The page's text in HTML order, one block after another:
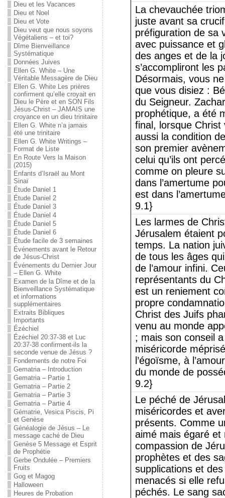
Dieu et les Vacances
Dieu et Noel
Dieu et Vote
Dieu veut que nous soyons
Végétaliens – et toi?
Dîme Bienveillance
Systématique
Données Juives
Ellen G. White – Une
Véritable Messagère de Dieu
Ellen G. White Les prières
confirment qu’elle croyait en
Dieu le Père et en SON Fils
Jésus-Christ – JAMAIS une
croyance en un dieu trinitaire
Ellen G. White n’a jamais
été une trinitaire
Ellen G. White Writings –
Format de Liste
En Route Vers la Maison
(2015)
Enfants d’Israël au Mont
Sinaï
Étude Daniel 1
Étude Daniel 2
Étude Daniel 3
Étude Daniel 4
Étude Daniel 5
Étude Daniel 6
Étude facile de 3 semaines
Événements avant le Retour
de Jésus-Christ
Événements du Dernier Jour
– Ellen G. White
Examen de la Dîme et de la
Bienveillance Systématique
et informations
supplémentaires
Extraits Bibliques
Importants
Ézéchiel
Ézéchiel 20:37-38 et Luc
20:37-38 confirment-ils la
seconde venue de Jésus ?
Fondements de notre Foi
Gematria – Introduction
Gematria – Partie 1
Gematria – Partie 2
Gematria – Partie 3
Gematria – Partie 4
Gématrie, Vesica Piscis, Pi
et Genèse
Généalogie de Jésus – Le
message caché de Dieu
Genèse 5 Message et Esprit
de Prophétie
Gerbe Ondulée – Premiers
Fruits
Gog et Magog
Halloween
Heures de Probation
La chevauchée
juste avant sa
préfiguration de sa
avec puissance et
des anges et de la
s’accompliront les
Désormais, vous
que vous disiez :
du Seigneur.
prophétique, a été
final, lorsque
aussi la condition
son premier
celui qu’ils ont
comme on pleure
dans l’amertume
est dans
9.1}
Les larmes de
Jérusalem étaient
temps. La nation
de tous les âges
de l’amour infini.
représentants du
est un reniement
propre
Christ des Juifs
venu au monde
; mais son conseil
miséricorde
l’égoïsme, à
du monde de
9.2}
Le péché de
miséricordes et
présents. Comme
aimé mais égaré et
compassion de
prophètes et des
supplications et
menacés si elle
péchés. Le sang